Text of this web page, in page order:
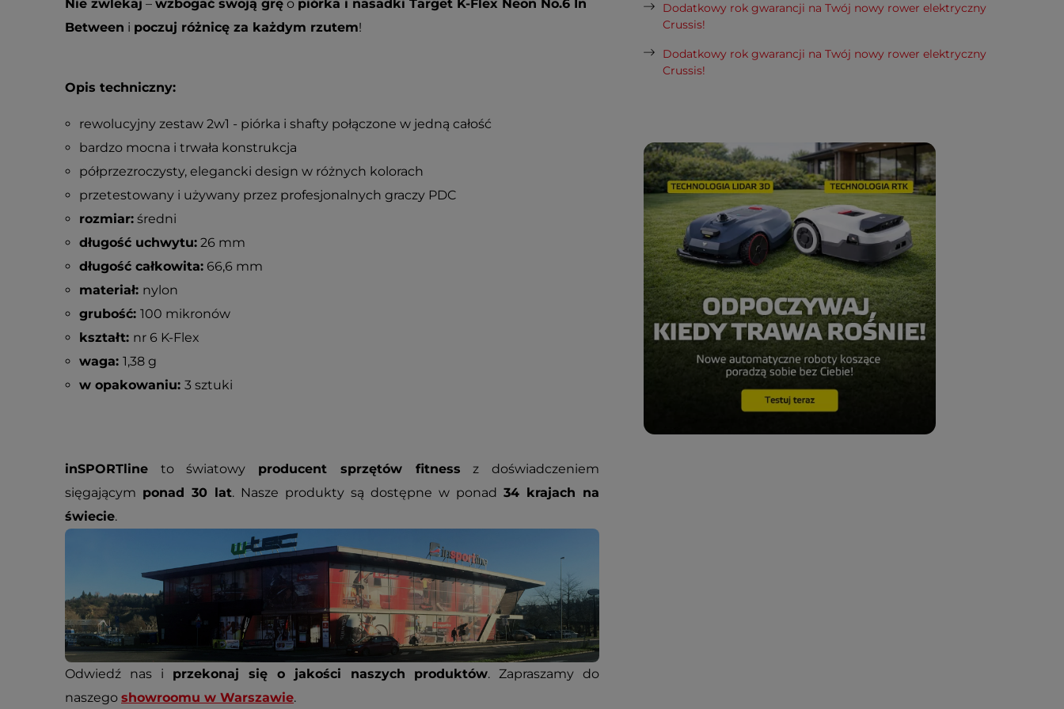
Nie zwlekaj – wzbogać swoją grę o piórka i nasadki Target K-Flex Neon No.6 In
Between i poczuj różnicę za każdym rzutem!
Opis techniczny:
rewolucyjny zestaw 2w1 - piórka i shafty połączone w jedną całość
bardzo mocna i trwała konstrukcja
półprzezroczysty, elegancki design w różnych kolorach
przetestowany i używany przez profesjonalnych graczy PDC
rozmiar:średni
długość uchwytu:26 mm
długość całkowita:66,6 mm
materiał: nylon
grubość: 100 mikronów
kształt: nr 6 K-Flex
waga: 1,38 g
w opakowaniu: 3 sztuki
inSPORTline to światowy producent sprzętów fitness z doświadczeniem
sięgającym ponad 30 lat. Nasze produkty są dostępne w ponad 34 krajach na
świecie.
Odwiedź nas i przekonaj się o jakości naszych produktów. Zapraszamy do
naszego showroomu w Warszawie.
Dodatkowy rok gwarancji na Twój nowy rower elektryczny
Crussis!
Dodatkowy rok gwarancji na Twój nowy rower elektryczny
Crussis!